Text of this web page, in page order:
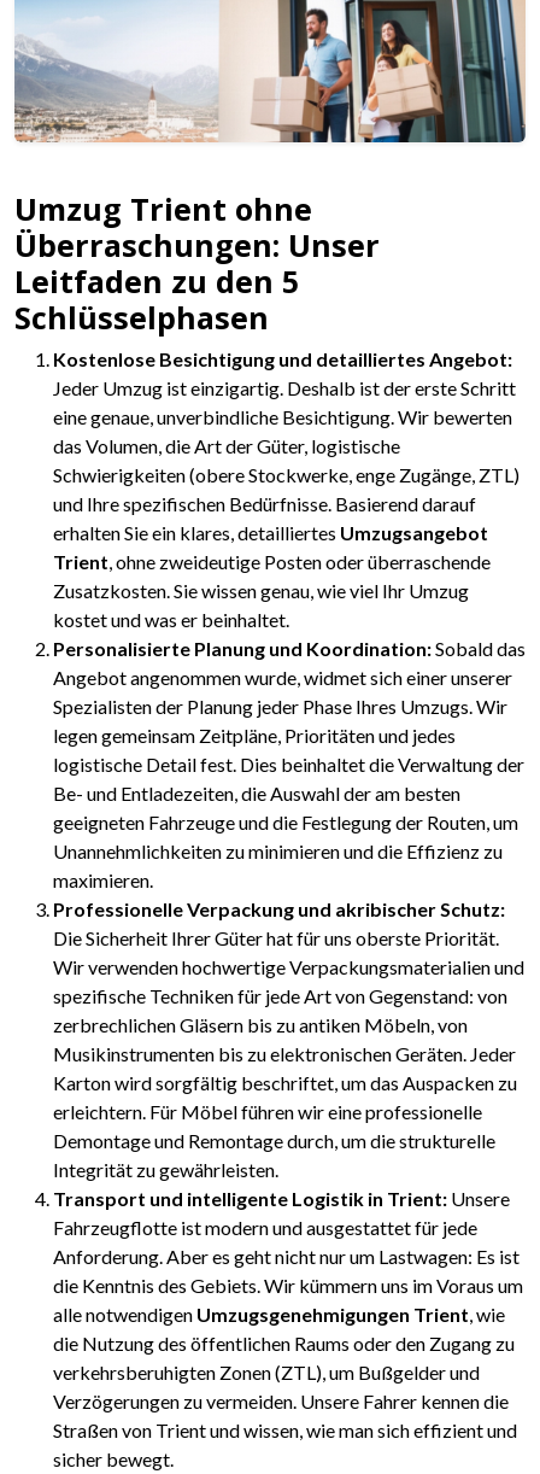
Umzug Trient ohne
Überraschungen: Unser
Leitfaden zu den 5
Schlüsselphasen
Kostenlose Besichtigung und detailliertes Angebot:
Jeder Umzug ist einzigartig. Deshalb ist der erste Schritt
eine genaue, unverbindliche Besichtigung. Wir bewerten
das Volumen, die Art der Güter, logistische
Schwierigkeiten (obere Stockwerke, enge Zugänge, ZTL)
und Ihre spezifischen Bedürfnisse. Basierend darauf
erhalten Sie ein klares, detailliertes Umzugsangebot
Trient , ohne zweideutige Posten oder überraschende
Zusatzkosten. Sie wissen genau, wie viel Ihr Umzug
kostet und was er beinhaltet.
Personalisierte Planung und Koordination:Sobald das
Angebot angenommen wurde, widmet sich einer unserer
Spezialisten der Planung jeder Phase Ihres Umzugs. Wir
legen gemeinsam Zeitpläne, Prioritäten und jedes
logistische Detail fest. Dies beinhaltet die Verwaltung der
Be- und Entladezeiten, die Auswahl der am besten
geeigneten Fahrzeuge und die Festlegung der Routen, um
Unannehmlichkeiten zu minimieren und die Effizienz zu
maximieren.
Professionelle Verpackung und akribischer Schutz:
Die Sicherheit Ihrer Güter hat für uns oberste Priorität.
Wir verwenden hochwertige Verpackungsmaterialien und
spezifische Techniken für jede Art von Gegenstand: von
zerbrechlichen Gläsern bis zu antiken Möbeln, von
Musikinstrumenten bis zu elektronischen Geräten. Jeder
Karton wird sorgfältig beschriftet, um das Auspacken zu
erleichtern. Für Möbel führen wir eine professionelle
Demontage und Remontage durch, um die strukturelle
Integrität zu gewährleisten.
Transport und intelligente Logistik in Trient: Unsere
Fahrzeugflotte ist modern und ausgestattet für jede
Anforderung. Aber es geht nicht nur um Lastwagen: Es ist
die Kenntnis des Gebiets. Wir kümmern uns im Voraus um
alle notwendigen Umzugsgenehmigungen Trient , wie
die Nutzung des öffentlichen Raums oder den Zugang zu
verkehrsberuhigten Zonen (ZTL), um Bußgelder und
Verzögerungen zu vermeiden. Unsere Fahrer kennen die
Straßen von Trient und wissen, wie man sich effizient und
sicher bewegt.